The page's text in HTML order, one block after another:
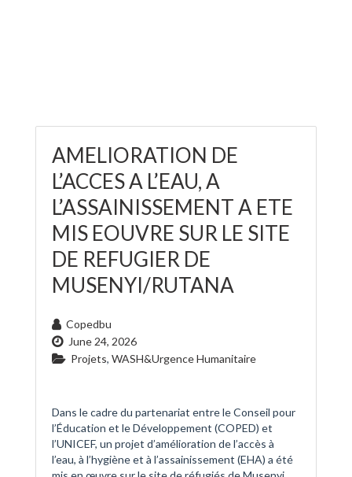
AMELIORATION DE
L’ACCES A L’EAU, A
L’ASSAINISSEMENT A ETE
MIS EOUVRE SUR LE SITE
DE REFUGIER DE
MUSENYI/RUTANA
Copedbu
June 24, 2026
Projets, WASH&Urgence Humanitaire
Dans le cadre du partenariat entre le Conseil pour
l’Éducation et le Développement (COPED) et
l’UNICEF, un projet d’amélioration de l’accès à
l’eau, à l’hygiène et à l’assainissement (EHA) a été